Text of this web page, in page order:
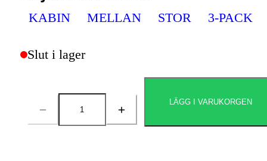
KABIN MELLAN STOR 3-PACK
Slut i lager
Antal
LÄGG I VARUKORGEN